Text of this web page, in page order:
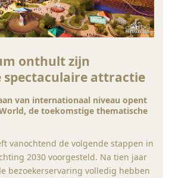
onthult zijn
spectaculaire attractie
van internationaal niveau opent
de toekomstige thematische
vanochtend de volgende stappen in
2030 voorgesteld. Na tien jaar
bezoekerservaring volledig hebben